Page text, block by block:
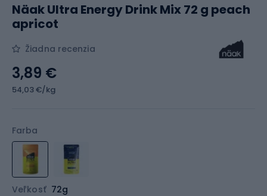
Näak Ultra Energy Drink Mix 72 g peach
apricot
Žiadna recenzia
Farba
Veľkosť 72g
3,89 €
54,03 €/kg